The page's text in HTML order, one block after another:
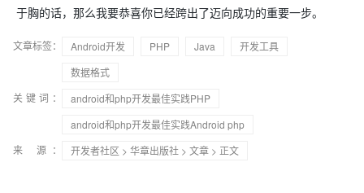
于胸的话，那么我要恭喜你已经跨出了迈向成功的重要一步。
文章标签： Android开发 PHP Java
开发工具
数据格式
关键词：
android和php开发最佳实践PHP
android和php开发最佳实践Android php
来 源：
开发者社区 > 华章出版社 > 文章 > 正文